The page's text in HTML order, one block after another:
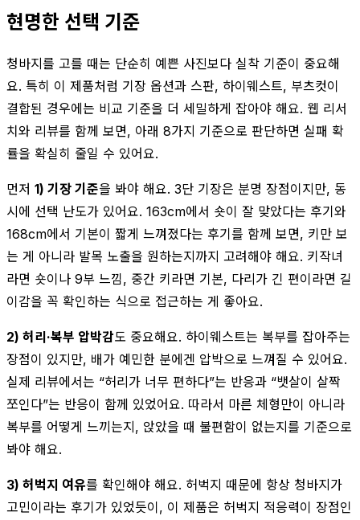
현명한 선택 기준
청바지를 고를 때는 단순히 예쁜 사진보다 실착 기준이 중요해
요. 특히 이 제품처럼 기장 옵션과 스판, 하이웨스트, 부츠컷이
결합된 경우에는 비교 기준을 더 세밀하게 잡아야 해요. 웹 리서
치와 리뷰를 함께 보면, 아래 8가지 기준으로 판단하면 실패 확
률을 확실히 줄일 수 있어요.
먼저 1) 기장 기준을 봐야 해요. 3단 기장은 분명 장점이지만, 동
시에 선택 난도가 있어요. 163cm에서 숏이 잘 맞았다는 후기와
168cm에서 기본이 짧게 느껴졌다는 후기를 함께 보면, 키만 보
는 게 아니라 발목 노출을 원하는지까지 고려해야 해요. 키작녀
라면 숏이나 9부 느낌, 중간 키라면 기본, 다리가 긴 편이라면 길
이감을 꼭 확인하는 식으로 접근하는 게 좋아요.
2) 허리·복부 압박감도 중요해요. 하이웨스트는 복부를 잡아주는
장점이 있지만, 배가 예민한 분에겐 압박으로 느껴질 수 있어요.
실제 리뷰에서는 “허리가 너무 편하다”는 반응과 “뱃살이 살짝
쪼인다”는 반응이 함께 있었어요. 따라서 마른 체형만이 아니라
복부를 어떻게 느끼는지, 앉았을 때 불편함이 없는지를 기준으로
봐야 해요.
3) 허벅지 여유를 확인해야 해요. 허벅지 때문에 항상 청바지가
고민이라는 후기가 있었듯이, 이 제품은 허벅지 적응력이 장점인